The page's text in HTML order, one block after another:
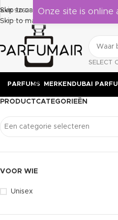
Skip to navigation
Skip to main content
KVK 92628524Laat je verrassen door deze
SELECT
PARFUMS MERKEN DUBAI
PRODUCTCATEGORIEËN
Een categorie selecteren
VOOR WIE
Unisex
Onze site is